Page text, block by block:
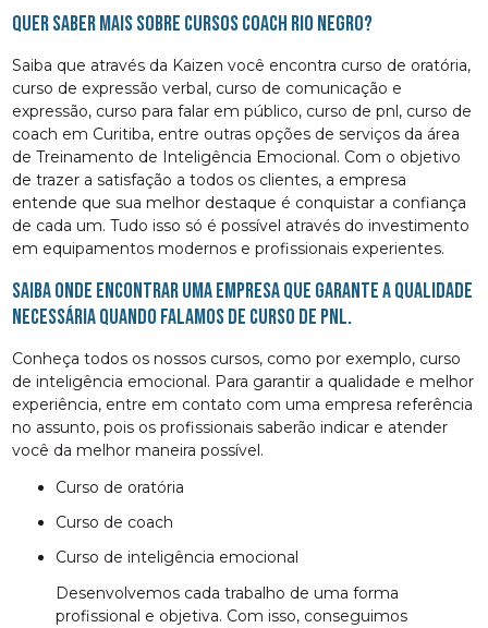
Quer saber mais sobre cursos coach Rio Negro?
Saiba que através da Kaizen você encontra curso de oratória,
curso de expressão verbal, curso de comunicação e
expressão, curso para falar em público, curso de pnl, curso de
coach em Curitiba, entre outras opções de serviços da área
de Treinamento de Inteligência Emocional. Com o objetivo
de trazer a satisfação a todos os clientes, a empresa
entende que sua melhor destaque é conquistar a confiança
de cada um. Tudo isso só é possível através do investimento
em equipamentos modernos e profissionais experientes.
Saiba onde encontrar uma empresa que garante a qualidade
necessária quando falamos de curso de pnl.
Conheça todos os nossos cursos, como por exemplo, curso
de inteligência emocional. Para garantir a qualidade e melhor
experiência, entre em contato com uma empresa referência
no assunto, pois os profissionais saberão indicar e atender
você da melhor maneira possível.
curso de oratória
curso de coach
curso de inteligência emocional
Desenvolvemos cada trabalho de uma forma
profissional e objetiva. Com isso, conseguimos